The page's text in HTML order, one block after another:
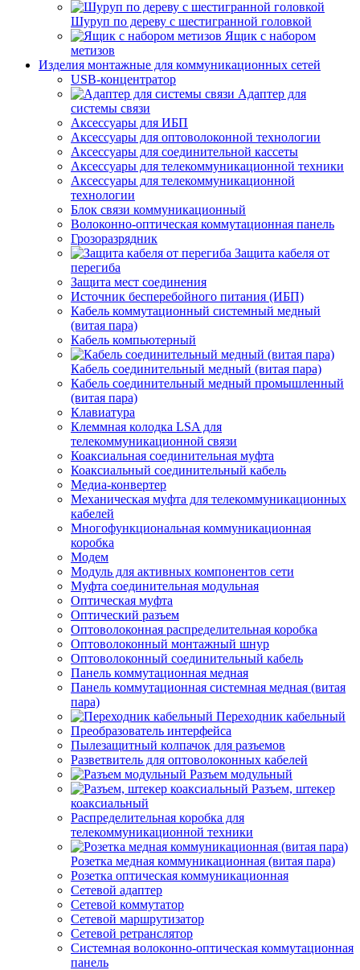
Шуруп по дереву с шестигранной головкой
Ящик с набором
метизов
Изделия монтажные для коммуникационных сетей
USB-концентратор
Адаптер для
системы связи
Аксессуары для ИБП
Аксессуары для оптоволоконной технологии
Аксессуары для соединительной кассеты
Аксессуары для телекоммуникационной техники
Аксессуары для телекоммуникационной
технологии
Блок связи коммуникационный
Волоконно-оптическая коммутационная панель
Грозоразрядник
Защита кабеля от
перегиба
Защита мест соединения
Источник бесперебойного питания (ИБП)
Кабель коммутационный системный медный
(витая пара)
Кабель компьютерный
Кабель соединительный медный (витая пара)
Кабель соединительный медный промышленный
(витая пара)
Клавиатура
Клеммная колодка LSA для
телекоммуникационной связи
Коаксиальная соединительная муфта
Коаксиальный соединительный кабель
Медиа-конвертер
Механическая муфта для телекоммуникационных
кабелей
Многофункциональная коммуникационная
коробка
Модем
Модуль для активных компонентов сети
Муфта соединительная модульная
Оптическая муфта
Оптический разъем
Оптоволоконная распределительная коробка
Оптоволоконный монтажный шнур
Оптоволоконный соединительный кабель
Панель коммутационная медная
Панель коммутационная системная медная (витая
пара)
Переходник кабельный
Преобразователь интерфейса
Пылезащитный колпачок для разъемов
Разветвитель для оптоволоконных кабелей
Разъем модульный
Разъем, штекер
коаксиальный
Распределительная коробка для
телекоммуникационной техники
Розетка медная коммуникационная (витая пара)
Розетка оптическая коммуникационная
Сетевой адаптер
Сетевой коммутатор
Сетевой маршрутизатор
Сетевой ретранслятор
Системная волоконно-оптическая коммутационная
панель